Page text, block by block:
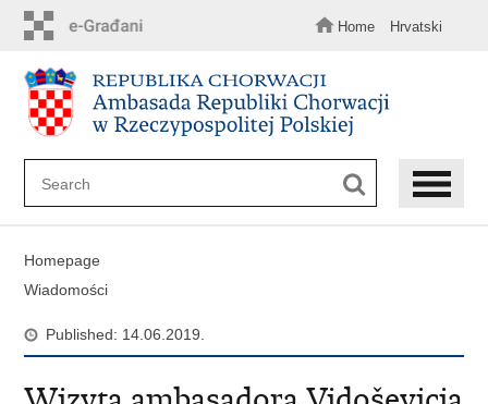
content
Home Hrvatski
Homepage
Wiadomości
Published: 14.06.2019.